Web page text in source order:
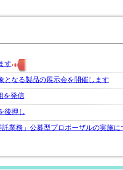
す
となる製品の展示会を開催します
を発信
後押し
業務」公募型プロポーザルの実施に